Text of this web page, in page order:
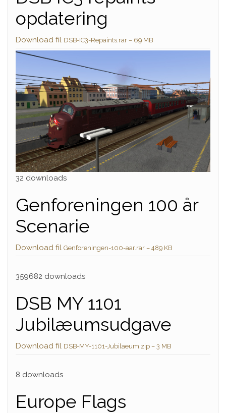
opdatering
Download fil DSB-IC3-Repaints.rar – 69 MB
32 downloads
Genforeningen 100 år
Scenarie
Download fil Genforeningen-100-aar.rar – 489 KB
359682 downloads
DSB MY 1101
Jubilæumsudgave
Download fil DSB-MY-1101-Jubilaeum.zip – 3 MB
8 downloads
Europe Flags